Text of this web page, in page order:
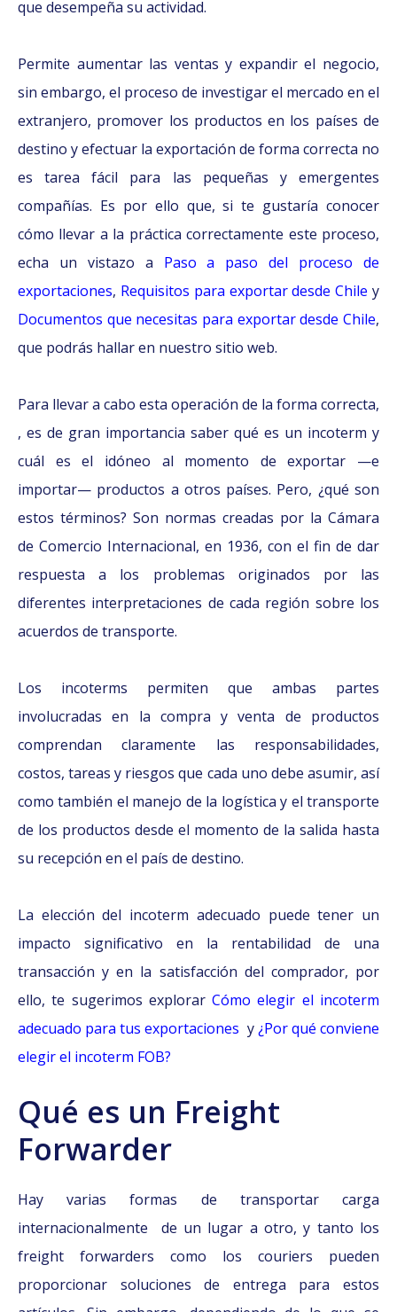
que desempeña su actividad.
Permite aumentar las ventas y expandir el negocio,
sin embargo, el proceso de investigar el mercado en el
extranjero, promover los productos en los países de
destino y efectuar la exportación de forma correcta no
es tarea fácil para las pequeñas y emergentes
compañías. Es por ello que, si te gustaría conocer
cómo llevar a la práctica correctamente este proceso,
echa un vistazo a Paso a paso del proceso de
exportaciones, Requisitos para exportar desde Chile y
Documentos que necesitas para exportar desde Chile,
que podrás hallar en nuestro sitio web.
Para llevar a cabo esta operación de la forma correcta,
, es de gran importancia saber qué es un incoterm y
cuál es el idóneo al momento de exportar —e
importar— productos a otros países. Pero, ¿qué son
estos términos? Son normas creadas por la Cámara
de Comercio Internacional, en 1936, con el fin de dar
respuesta a los problemas originados por las
diferentes interpretaciones de cada región sobre los
acuerdos de transporte.
Los incoterms permiten que ambas partes
involucradas en la compra y venta de productos
comprendan claramente las responsabilidades,
costos, tareas y riesgos que cada uno debe asumir, así
como también el manejo de la logística y el transporte
de los productos desde el momento de la salida hasta
su recepción en el país de destino.
La elección del incoterm adecuado puede tener un
impacto significativo en la rentabilidad de una
transacción y en la satisfacción del comprador, por
ello, te sugerimos explorarCómo elegir el incoterm
adecuado para tus exportaciones y¿Por qué conviene
elegir el incoterm FOB?
Qué es un Freight
Forwarder
Hay varias formas de transportar carga
internacionalmente de un lugar a otro, y tanto los
freight forwarders como los couriers pueden
proporcionar soluciones de entrega para estos